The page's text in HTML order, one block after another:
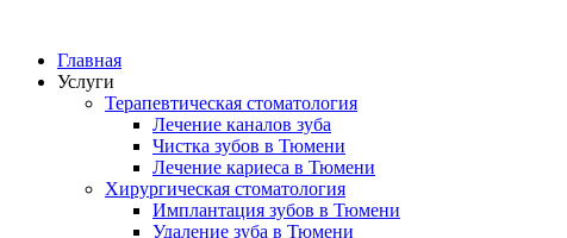
Главная
Услуги
Терапевтическая стоматология
Лечение каналов зуба
Чистка зубов в Тюмени
Лечение кариеса в Тюмени
Хирургическая стоматология
Имплантация зубов в Тюмени
Удаление зуба в Тюмени